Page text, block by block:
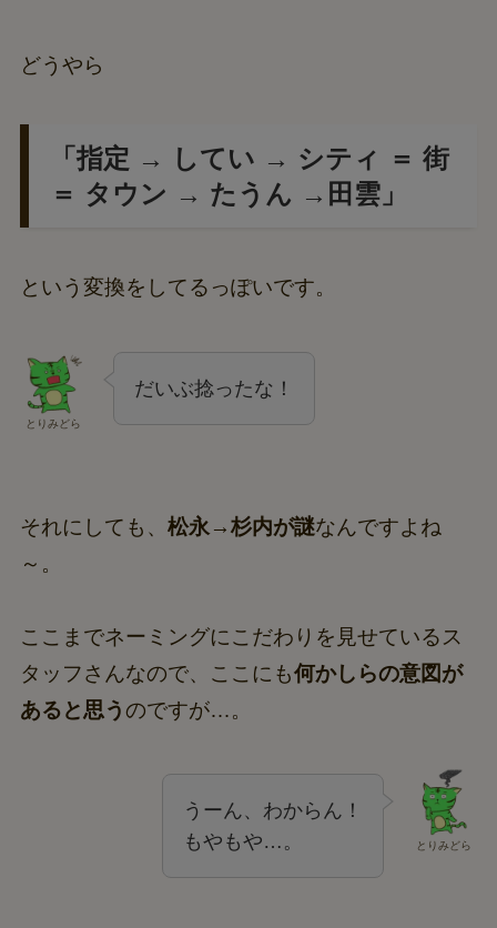
どうやら
「指定 → してい → シティ ＝ 街
＝ タウン → たうん →田雲」
という変換をしてるっぽいです。
とりみどら
だいぶ捻ったな！
それにしても、 松永→杉内が謎なんですよね
～。
ここまでネーミングにこだわりを見せているス
タッフさんなので、ここにも何かしらの意図が
あると思うのですが…。
とりみどら
うーん、わからん！
もやもや…。